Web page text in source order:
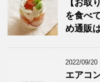
【お取
を食べ
め通販
2022/09/20
エアコ